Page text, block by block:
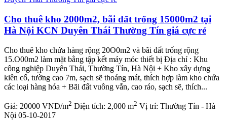
Cho thuê kho 2000m2, bãi đất trống 15000m2 tại
Hà Nội KCN Duyên Thái Thường Tín giá cực rẻ
Cho thuê kho chứa hàng rộng 20O0m2 và bãi đất trống rộng
15.O00m2 làm mặt bằng tập kết máy móc thiết bị Địa chỉ : Khu
công nghiệp Duyên Thái, Thường Tín, Hà Nội + Kho xây dựng
kiên cố, tường cao 7m, sạch sẽ thoáng mát, thích hợp làm kho chứa
các loại hàng hóa + Bãi đất vuông vắn, cao ráo, sạch sẽ, thích...
Giá: 20000 VNĐ/m2 Diện tích: 2,000 m2 Vị trí: Thường Tín - Hà
Nội 05-10-2017